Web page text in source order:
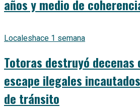
años y medio de
Localeshace 1 semana
Totoras destruyó decenas
escape ilegales
de tránsito